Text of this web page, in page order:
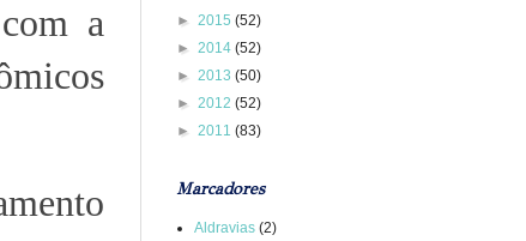
a
► 2015 (52)
► 2014 (52)
► 2013 (50)
► 2012 (52)
► 2011 (83)
Marcadores
Aldravias (2)